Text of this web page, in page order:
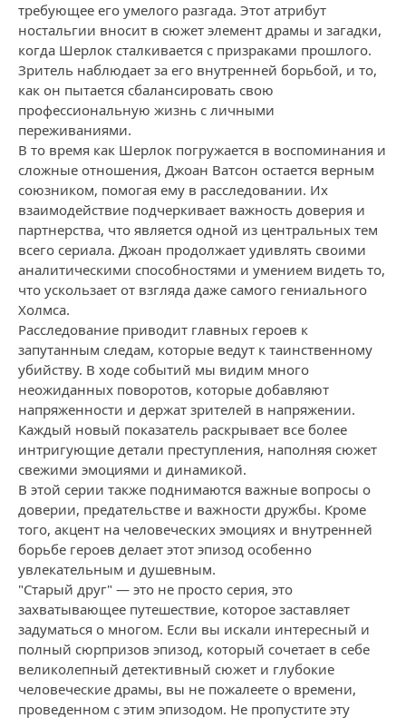
требующее его умелого разгада. Этот атрибут
ностальгии вносит в сюжет элемент драмы и загадки,
когда Шерлок сталкивается с призраками прошлого.
Зритель наблюдает за его внутренней борьбой, и то,
как он пытается сбалансировать свою
профессиональную жизнь с личными
переживаниями.
В то время как Шерлок погружается в воспоминания и
сложные отношения, Джоан Ватсон остается верным
союзником, помогая ему в расследовании. Их
взаимодействие подчеркивает важность доверия и
партнерства, что является одной из центральных тем
всего сериала. Джоан продолжает удивлять своими
аналитическими способностями и умением видеть то,
что ускользает от взгляда даже самого гениального
Холмса.
Расследование приводит главных героев к
запутанным следам, которые ведут к таинственному
убийству. В ходе событий мы видим много
неожиданных поворотов, которые добавляют
напряженности и держат зрителей в напряжении.
Каждый новый показатель раскрывает все более
интригующие детали преступления, наполняя сюжет
свежими эмоциями и динамикой.
В этой серии также поднимаются важные вопросы о
доверии, предательстве и важности дружбы. Кроме
того, акцент на человеческих эмоциях и внутренней
борьбе героев делает этот эпизод особенно
увлекательным и душевным.
"Старый друг" — это не просто серия, это
захватывающее путешествие, которое заставляет
задуматься о многом. Если вы искали интересный и
полный сюрпризов эпизод, который сочетает в себе
великолепный детективный сюжет и глубокие
человеческие драмы, вы не пожалеете о времени,
проведенном с этим эпизодом. Не пропустите эту